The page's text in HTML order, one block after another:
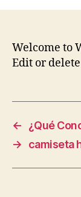
Welcome to
Edit or
←
¿Qué
→
camiseta